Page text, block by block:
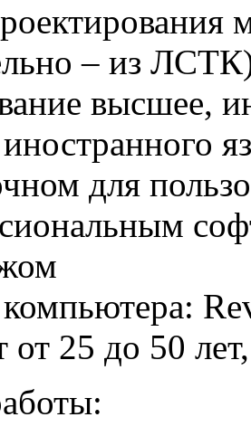
– из
высшее,
для
от 25 до 50